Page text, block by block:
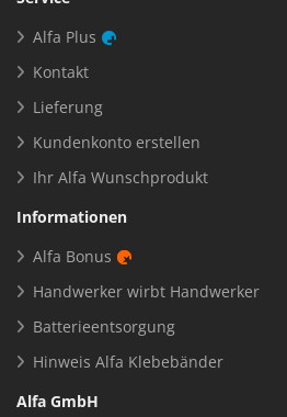
Alfa Plus
Kontakt
Lieferung
Kundenkonto erstellen
Ihr Alfa Wunschprodukt
Informationen
Alfa Bonus
Handwerker wirbt Handwerker
Batterieentsorgung
Hinweis Alfa Klebebänder
Alfa GmbH